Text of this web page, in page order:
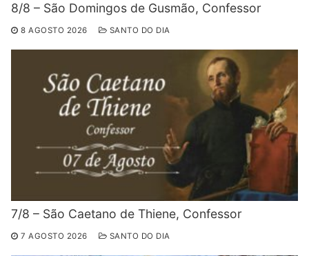
8/8 – São Domingos de Gusmão, Confessor
8 AGOSTO 2026 SANTO DO DIA
7/8 – São Caetano de Thiene, Confessor
7 AGOSTO 2026 SANTO DO DIA